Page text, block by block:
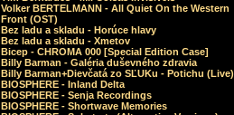
Volker BERTELMANN - All Quiet On the Western
Front (OST)
Bez ladu a skladu - Horúce hlavy
Bez ladu a skladu - Xmetov
Bicep - CHROMA 000 [Special Edition Case]
Billy Barman - Galéria duševného zdravia
Billy Barman+Dievčatá zo SĽUKu - Potichu (Live)
BIOSPHERE - Inland Delta
BIOSPHERE - Senja Recordings
BIOSPHERE - Shortwave Memories